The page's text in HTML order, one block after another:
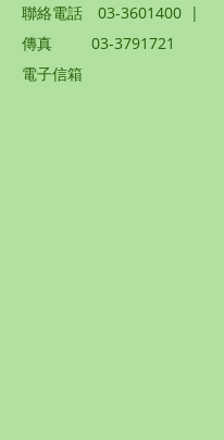
聯絡電話
03-3601400 |
傳真
03-3791721
電子信箱